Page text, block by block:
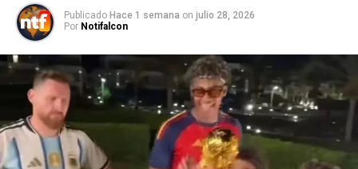
Publicado Hace 1 semana on julio 28, 2026
Por Notifalcon